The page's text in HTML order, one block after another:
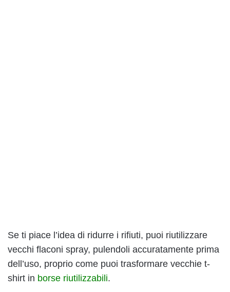
Se ti piace l’idea di ridurre i rifiuti, puoi riutilizzare
vecchi flaconi spray, pulendoli accuratamente prima
dell’uso, proprio come puoi trasformare vecchie t-
shirt in borse riutilizzabili.